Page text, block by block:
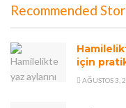
Recommended
için
AĞUSTOS 3,